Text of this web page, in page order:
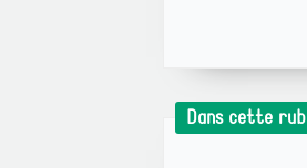
Dans cette